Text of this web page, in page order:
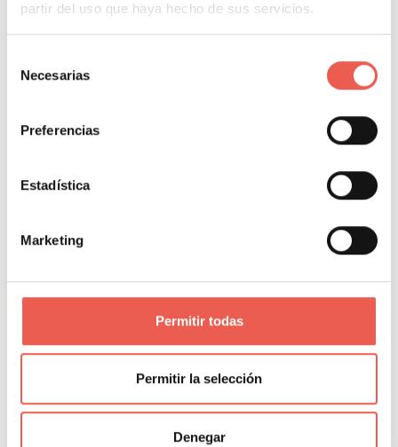
partir del uso que haya hecho de sus servicios.
Necesarias
Preferencias
Estadística
Marketing
Permitir todas
Permitir la selección
Denegar
Pulsa sobre el botón con el icono de cámara
izquierda de la pantalla.